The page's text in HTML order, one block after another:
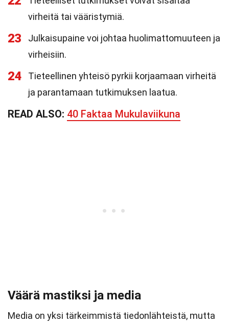
virheitä tai vääristymiä.
23
Julkaisupaine voi johtaa huolimattomuuteen ja
virheisiin.
24
Tieteellinen yhteisö pyrkii korjaamaan virheitä
ja parantamaan tutkimuksen laatua.
READ ALSO: 40 Faktaa Mukulaviikuna
Väärä mastiksi ja media
Media on yksi tärkeimmistä tiedonlähteistä, mutta